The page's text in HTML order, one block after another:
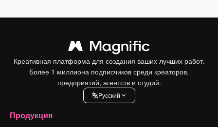
Креативная платформа для создания ваших лучших работ.
Более 1 миллиона подписчиков среди креаторов,
предприятий, агентств и студий.
Pусский
Продукция